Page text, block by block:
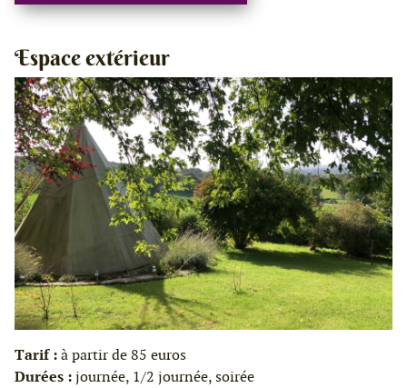
Espace extérieur
Tarif :à partir de 85 euros
Durées :journée, 1/2 journée, soirée